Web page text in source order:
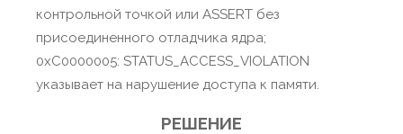
контрольной точкой или ASSERT без
присоединенного отладчика ядра;
0xC0000005: STATUS_ACCESS_VIOLATION
указывает на нарушение доступа к памяти.
РЕШЕНИЕ